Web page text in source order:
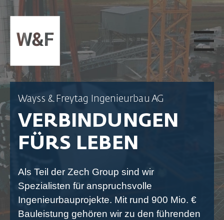
ZUM INHALT SPRINGEN
Wayss & Freytag Ingenieurbau AG
VERBINDUNGEN
FÜRS LEBEN
Als Teil der Zech Group sind wir
Spezialisten für anspruchsvolle
Ingenieurbauprojekte. Mit rund 900 Mio. €
Bauleistung gehören wir zu den führenden